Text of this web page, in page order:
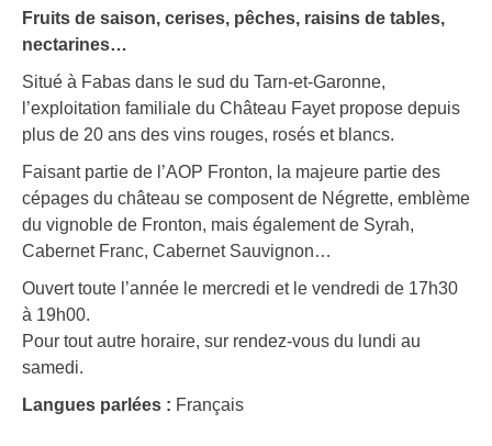
Fruits de saison, cerises, pêches, raisins de tables,
nectarines…
Situé à Fabas dans le sud du Tarn-et-Garonne,
l’exploitation familiale du Château Fayet propose depuis
plus de 20 ans des vins rouges, rosés et blancs.
Faisant partie de l’AOP Fronton, la majeure partie des
cépages du château se composent de Négrette, emblème
du vignoble de Fronton, mais également de Syrah,
Cabernet Franc, Cabernet Sauvignon…
Ouvert toute l’année le mercredi et le vendredi de 17h30
à 19h00.
Pour tout autre horaire, sur rendez-vous du lundi au
samedi.
Langues parlées : Français